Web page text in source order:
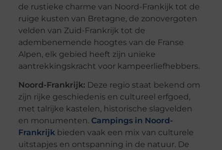
de rustieke charme van Noord-Frankijk tot de
ruige kusten van Bretagne, de zonovergoten
velden van Zuid-Frankrijk tot de
adembenemende hoogtes van de Franse
Alpen, elk gebied heeft zijn unieke
aantrekkingskracht voor kampeerliefhebbers.
Noord-Frankrijk: Deze regio staat bekend om
zijn rijke geschiedenis en cultureel erfgoed,
met talrijke kastelen, historische slagvelden
en monumenten. Campings in Noord-
Frankrijkbieden vaak een mix van culturele
uitstapjes en ontspanning in de natuur. De